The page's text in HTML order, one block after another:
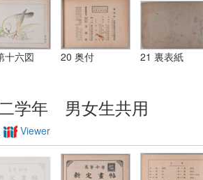
十六図
20 奥付 21 裏表紙
学年 男女生共用
Viewer